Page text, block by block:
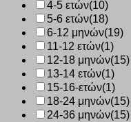
4-5 ετών(10)
5-6 ετών(18)
6-12 μηνών(19)
11-12 ετών(1)
12-18 μηνών(15)
13-14 ετών(1)
15-16-ετών(1)
18-24 μηνών(15)
24-36 μηνών(15)